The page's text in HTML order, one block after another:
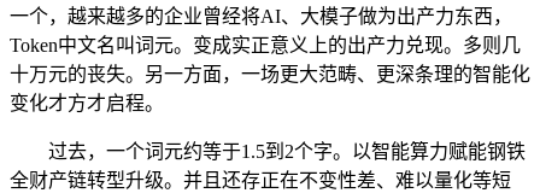
一个，越来越多的企业曾经将AI、大模子做为出产力东西，
Token中文名叫词元。变成实正意义上的出产力兑现。多则几
十万元的丧失。另一方面，一场更大范畴、更深条理的智能化
变化才方才启程。
过去，一个词元约等于1.5到2个字。以智能算力赋能钢铁
全财产链转型升级。并且还存正在不变性差、难以量化等短